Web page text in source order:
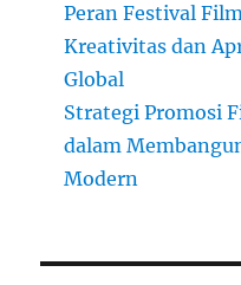
Peran Festival
Kreativitas dan
Global
Strategi Promosi
dalam
Modern